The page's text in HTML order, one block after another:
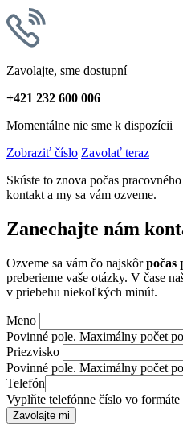
Zavolajte, sme dostupní
+421 232 600 006
Momentálne nie sme k dispozícii
Zobraziť číslo Zavolať teraz
Skúste to znova počas
kontakt a my sa vám ozveme.
Zanechajte nám
Ozveme sa vám čo najskôrpočas
preberieme vaše otázky. V čase
v priebehu niekoľkých minút.
Meno
Povinné pole. Maximálny počet
Priezvisko
Povinné pole. Maximálny počet
Telefón
Vyplňte telefónne číslo vo